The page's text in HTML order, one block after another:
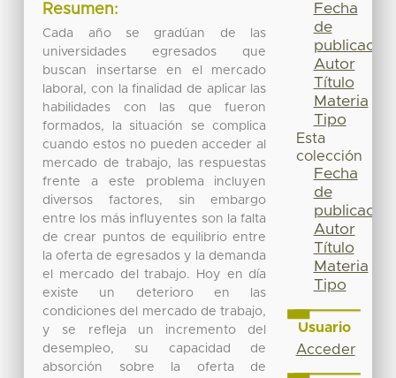
Resumen:
Cada año se gradúan de las
universidades egresados que
buscan insertarse en el mercado
laboral, con la finalidad de aplicar las
habilidades con las que fueron
formados, la situación se complica
cuando estos no pueden acceder al
mercado de trabajo, las respuestas
frente a este problema incluyen
diversos factores, sin embargo
entre los más influyentes son la falta
de crear puntos de equilibrio entre
la oferta de egresados y la demanda
el mercado del trabajo. Hoy en día
existe un deterioro en las
condiciones del mercado de trabajo,
y se refleja un incremento del
desempleo, su capacidad de
absorción sobre la oferta de
Fecha
de
publicación
Autor
Título
Materia
Tipo
Esta
colección
Fecha
de
publicación
Autor
Título
Materia
Tipo
Usuario
Acceder